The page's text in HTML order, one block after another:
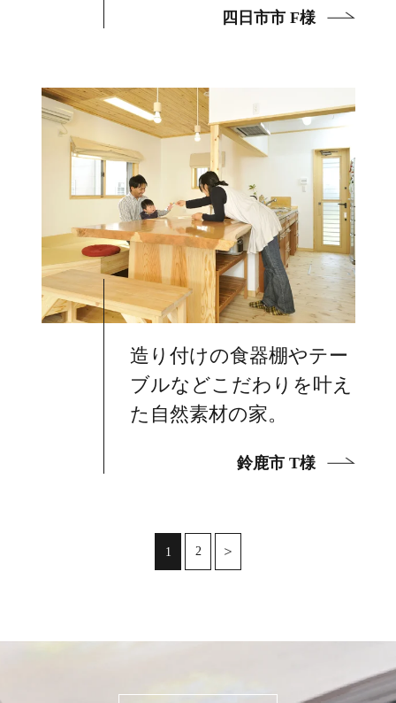
四日市市 F様
造り付けの食器棚やテー
ブルなどこだわりを叶え
た自然素材の家。
鈴鹿市 T様
1 2